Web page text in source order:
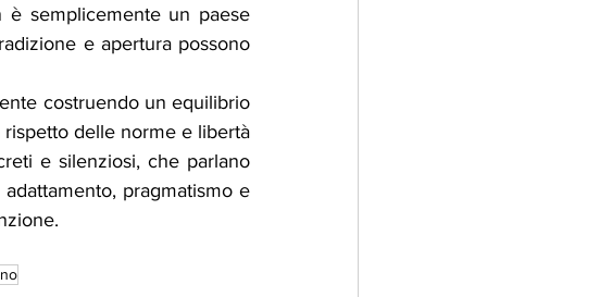
è semplicemente un paese
e apertura possono
costruendo un equilibrio
delle norme e libertà
e silenziosi, che parlano
pragmatismo e